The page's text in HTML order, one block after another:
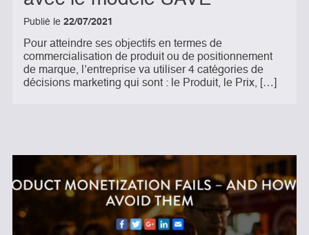
Publié le 22/07/2021
Pour atteindre ses objectifs en termes de
commercialisation de produit ou de positionnement
de marque, l’entreprise va utiliser 4 catégories de
décisions marketing qui sont : le Produit, le Prix, […]